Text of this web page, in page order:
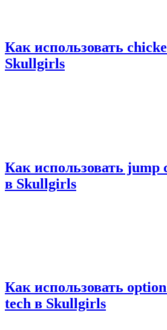
Как использовать
Skullgirls
Как использовать jump
в Skullgirls
Как использовать
tech в Skullgirls